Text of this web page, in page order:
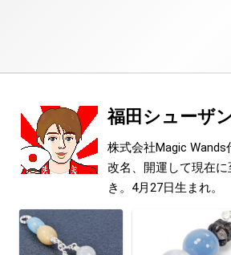
福田シューザ
株式会社Magic
改名、開運して現在
き。4月27日生まれ。